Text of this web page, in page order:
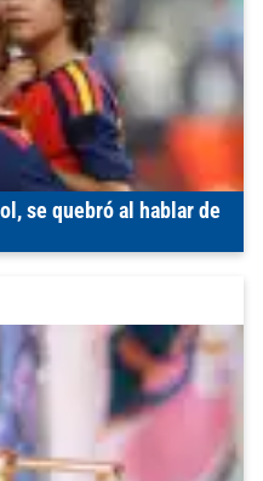
se quebró al hablar de